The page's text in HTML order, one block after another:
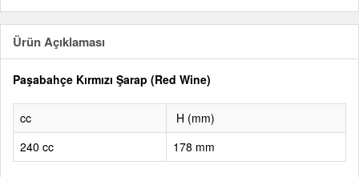
Ürün Açıklaması
Paşabahçe Kırmızı Şarap (Red Wine)
cc
H (mm)
240 cc
178 mm